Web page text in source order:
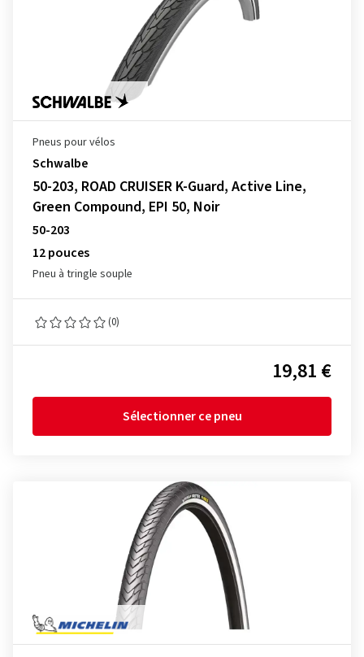
Pneus pour vélos
Schwalbe
50-203, ROAD CRUISER K-Guard, Active Line,
Green Compound, EPI 50, Noir
50-203
12 pouces
Pneu à tringle souple
(0)
19,81 €
Sélectionner ce pneu